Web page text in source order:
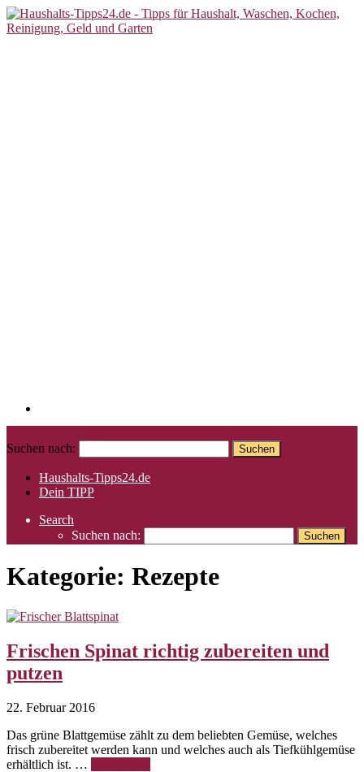
Suchen nach:
Haushalts-Tipps24.de
Dein TIPP
Search
Suchen nach:
Kategorie: Rezepte
Frischen Spinat richtig zubereiten und
putzen
22. Februar 2016
Das grüne Blattgemüse zählt zu dem beliebten Gemüse, welches
frisch zubereitet werden kann und welches auch als Tiefkühlgemüse
erhältlich ist. …